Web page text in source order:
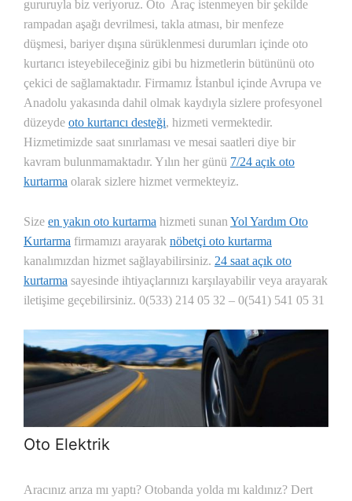
gururuyla biz veriyoruz. Oto Araç istenmeyen bir şekilde
rampadan aşağı devrilmesi, takla atması, bir menfeze
düşmesi, bariyer dışına sürüklenmesi durumları içinde oto
kurtarıcı isteyebileceğiniz gibi bu hizmetlerin bütününü oto
çekici de sağlamaktadır. Firmamız İstanbul içinde Avrupa ve
Anadolu yakasında dahil olmak kaydıyla sizlere profesyonel
düzeyde oto kurtarıcı desteği, hizmeti vermektedir.
Hizmetimizde saat sınırlaması ve mesai saatleri diye bir
kavram bulunmamaktadır. Yılın her günü 7/24 açık oto
kurtarma olarak sizlere hizmet vermekteyiz.
Size en yakın oto kurtarma hizmeti sunan Yol Yardım Oto
Kurtarma firmamızı arayarak nöbetçi oto kurtarma
kanalımızdan hizmet sağlayabilirsiniz. 24 saat açık oto
kurtarma sayesinde ihtiyaçlarınızı karşılayabilir veya arayarak
iletişime geçebilirsiniz. 0(533) 214 05 32 – 0(541) 541 05 31
Oto Elektrik
Aracınız arıza mı yaptı? Otobanda yolda mı kaldınız? Dert